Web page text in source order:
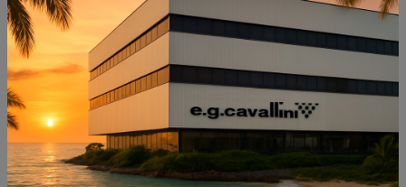
NON PERDERTI ANCHE: